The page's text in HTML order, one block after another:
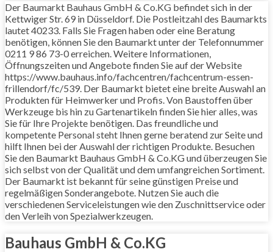
Der Baumarkt Bauhaus GmbH & Co.KG befindet sich in der
Kettwiger Str. 69 in Düsseldorf. Die Postleitzahl des Baumarkts
lautet 40233. Falls Sie Fragen haben oder eine Beratung
benötigen, können Sie den Baumarkt unter der Telefonnummer
0211 9 86 73-0 erreichen. Weitere Informationen,
Öffnungszeiten und Angebote finden Sie auf der Website
https://www.bauhaus.info/fachcentren/fachcentrum-essen-
frillendorf/fc/539. Der Baumarkt bietet eine breite Auswahl an
Produkten für Heimwerker und Profis. Von Baustoffen über
Werkzeuge bis hin zu Gartenartikeln finden Sie hier alles, was
Sie für Ihre Projekte benötigen. Das freundliche und
kompetente Personal steht Ihnen gerne beratend zur Seite und
hilft Ihnen bei der Auswahl der richtigen Produkte. Besuchen
Sie den Baumarkt Bauhaus GmbH & Co.KG und überzeugen Sie
sich selbst von der Qualität und dem umfangreichen Sortiment.
Der Baumarkt ist bekannt für seine günstigen Preise und
regelmäßigen Sonderangebote. Nutzen Sie auch die
verschiedenen Serviceleistungen wie den Zuschnittservice oder
den Verleih von Spezialwerkzeugen.
Bauhaus GmbH & Co.KG